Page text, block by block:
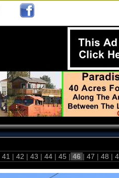
41 | 42 | 43 | 44 | 45 | 46 | 47 | 48 |